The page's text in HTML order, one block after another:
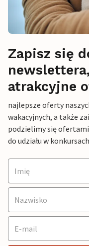
Zapisz się
atrakcyjne
najlepsze oferty
wakacyjnych, a także
podzielimy się
do udziału w